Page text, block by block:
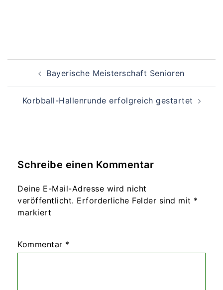
Bayerische Meisterschaft Senioren
Korbball-Hallenrunde erfolgreich gestartet
Schreibe einen Kommentar
Deine E-Mail-Adresse wird nicht
veröffentlicht. Erforderliche Felder sind mit *
markiert
Kommentar *